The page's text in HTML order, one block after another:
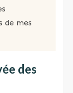
de mes
des